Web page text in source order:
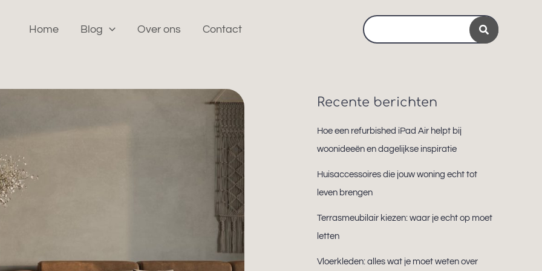
Home Blog Over ons Contact
Search
for:
Recente berichten
Hoe een refurbished iPad Air helpt bij
woonideeën en dagelijkse inspiratie
Huisaccessoires die jouw woning echt tot
leven brengen
Terrasmeubilair kiezen: waar je echt op moet
letten
Vloerkleden: alles wat je moet weten over